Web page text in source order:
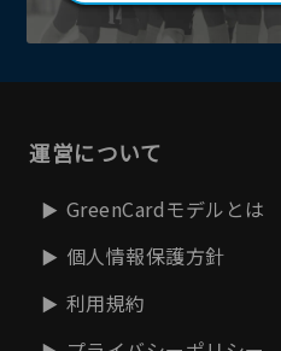
運営について
GreenCardモデルとは
個人情報保護方針
利用規約